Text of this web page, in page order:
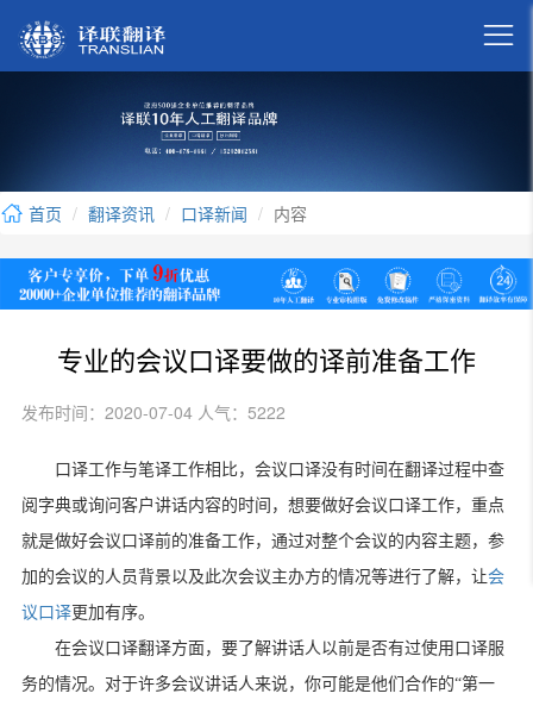

首页 翻译资讯 口译新闻 内容
专业的会议口译要做的译前准备工作
发布时间：2020-07-04 人气：5222
口译工作与笔译工作相比，会议口译没有时间在翻译过程中查
阅字典或询问客户讲话内容的时间，想要做好会议口译工作，重点
就是做好会议口译前的准备工作，通过对整个会议的内容主题，参
加的会议的人员背景以及此次会议主办方的情况等进行了解，让会
议口译更加有序。
在会议口译翻译方面，要了解讲话人以前是否有过使用口译服
务的情况。对于许多会议讲话人来说，你可能是他们合作的“第一